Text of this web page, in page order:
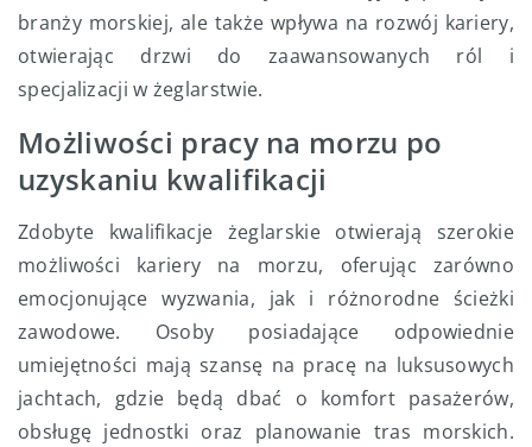
branży morskiej, ale także wpływa na rozwój kariery,
otwierając drzwi do zaawansowanych ról i
specjalizacji w żeglarstwie.
Możliwości pracy na morzu po
uzyskaniu kwalifikacji
Zdobyte kwalifikacje żeglarskie otwierają szerokie
możliwości kariery na morzu, oferując zarówno
emocjonujące wyzwania, jak i różnorodne ścieżki
zawodowe. Osoby posiadające odpowiednie
umiejętności mają szansę na pracę na luksusowych
jachtach, gdzie będą dbać o komfort pasażerów,
obsługę jednostki oraz planowanie tras morskich.